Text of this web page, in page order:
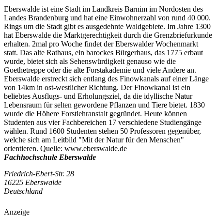
Eberswalde ist eine Stadt im Landkreis Barnim im Nordosten des
Landes Brandenburg und hat eine Einwohnerzahl von rund 40 000.
Rings um die Stadt gibt es ausgedehnte Waldgebiete. Im Jahre 1300
hat Eberswalde die Marktgerechtigkeit durch die Grenzbriefurkunde
erhalten. 2mal pro Woche findet der Eberswalder Wochenmarkt
statt. Das alte Rathaus, ein barockes Bürgerhaus, das 1775 erbaut
wurde, bietet sich als Sehenswürdigkeit genauso wie die
Goethetreppe oder die alte Forstakademie und viele Andere an.
Eberswalde erstreckt sich entlang des Finowkanals auf einer Länge
von 14km in ost-westlicher Richtung. Der Finowkanal ist ein
beliebtes Ausflugs- und Erholungsziel, da die idyllische Natur
Lebensraum für selten gewordene Pflanzen und Tiere bietet. 1830
wurde die Höhere Forstlehranstalt gegründet. Heute können
Studenten aus vier Fachbereichen 17 verschiedene Studiengänge
wählen. Rund 1600 Studenten stehen 50 Professoren gegenüber,
welche sich am Leitbild "Mit der Natur für den Menschen"
orientieren. Quelle: www.eberswalde.de
Fachhochschule Eberswalde
Friedrich-Ebert-Str. 28
16225 Eberswalde
Deutschland
Anzeige